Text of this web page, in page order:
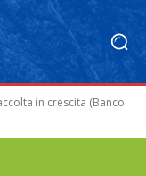
in crescita (Banco